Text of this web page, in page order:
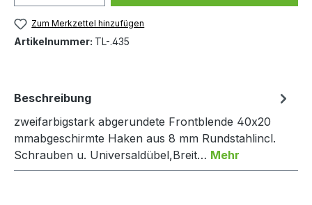
Zum Merkzettel hinzufügen
Artikelnummer: TL-.435
Beschreibung
zweifarbigstark abgerundete Frontblende 40x20
mmabgeschirmte Haken aus 8 mm Rundstahlincl.
Schrauben u. Universaldübel,Breit… Mehr